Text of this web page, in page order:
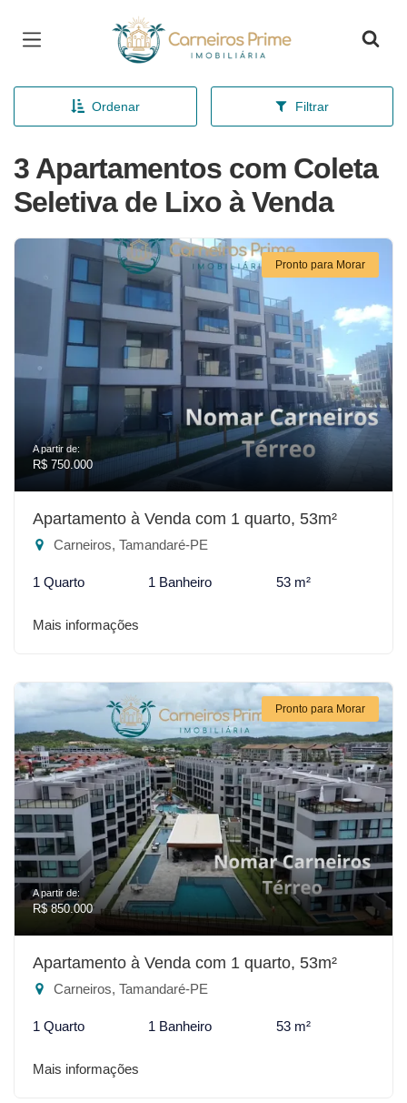
Página inicial
Ordenar Filtrar
3 Apartamentos com Coleta
Seletiva de Lixo à Venda
Pronto para Morar
A partir de:
R$ 750.000
Apartamento à Venda com 1 quarto, 53m²
Carneiros, Tamandaré-PE
1 Quarto 1 Banheiro 53 m²
Mais informações
Pronto para Morar
A partir de:
R$ 850.000
Apartamento à Venda com 1 quarto, 53m²
Carneiros, Tamandaré-PE
1 Quarto 1 Banheiro 53 m²
Mais informações